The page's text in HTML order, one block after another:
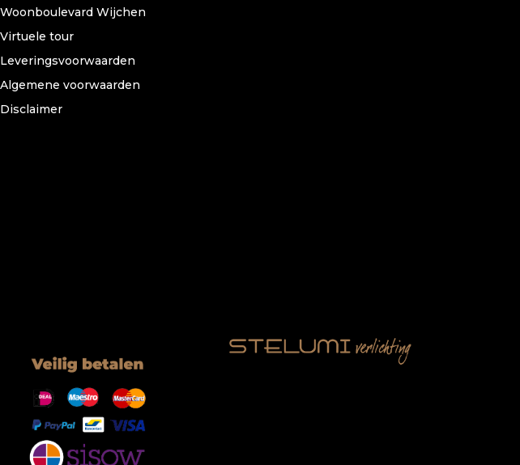
Woonboulevard Wijchen
Virtuele tour
Leveringsvoorwaarden
Algemene voorwaarden
Disclaimer